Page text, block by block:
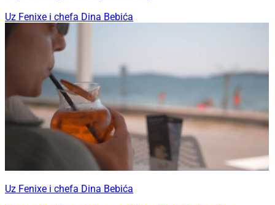
Uz Fenixe i chefa Dina Bebića
Uz Fenixe i chefa Dina Bebića